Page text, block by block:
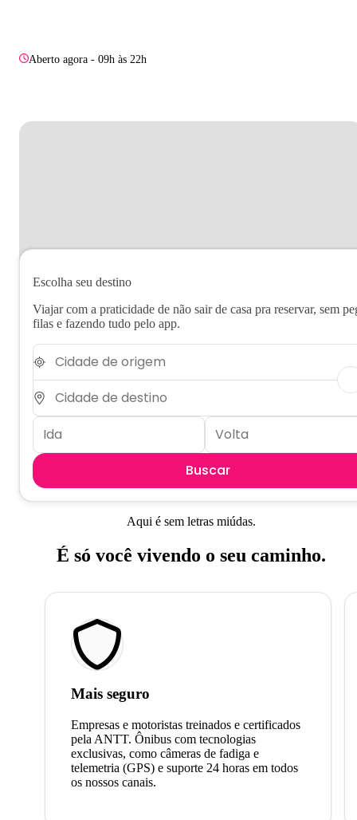
Aberto agora - 09h às 22h
Escolha seu destino
Viajar com a praticidade de não sair de casa pra reservar, sem
filas e fazendo tudo pelo app.
Buscar
Aqui é sem letras miúdas.
É só você vivendo o seu caminho.
Mais seguro
Empresas e motoristas treinados e certificados
pela ANTT. Ônibus com tecnologias
exclusivas, como câmeras de fadiga e
telemetria (GPS) e suporte 24 horas em todos
os nossos canais.